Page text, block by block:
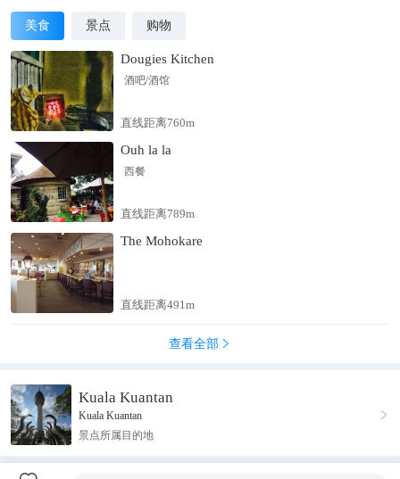
美食 景点 购物
Dougies Kitchen
酒吧/酒馆
直线距离760m
Ouh la la
西餐
直线距离789m
The Mohokare
直线距离491m
查看全部 
Kuala Kuantan
Kuala Kuantan
景点所属目的地
